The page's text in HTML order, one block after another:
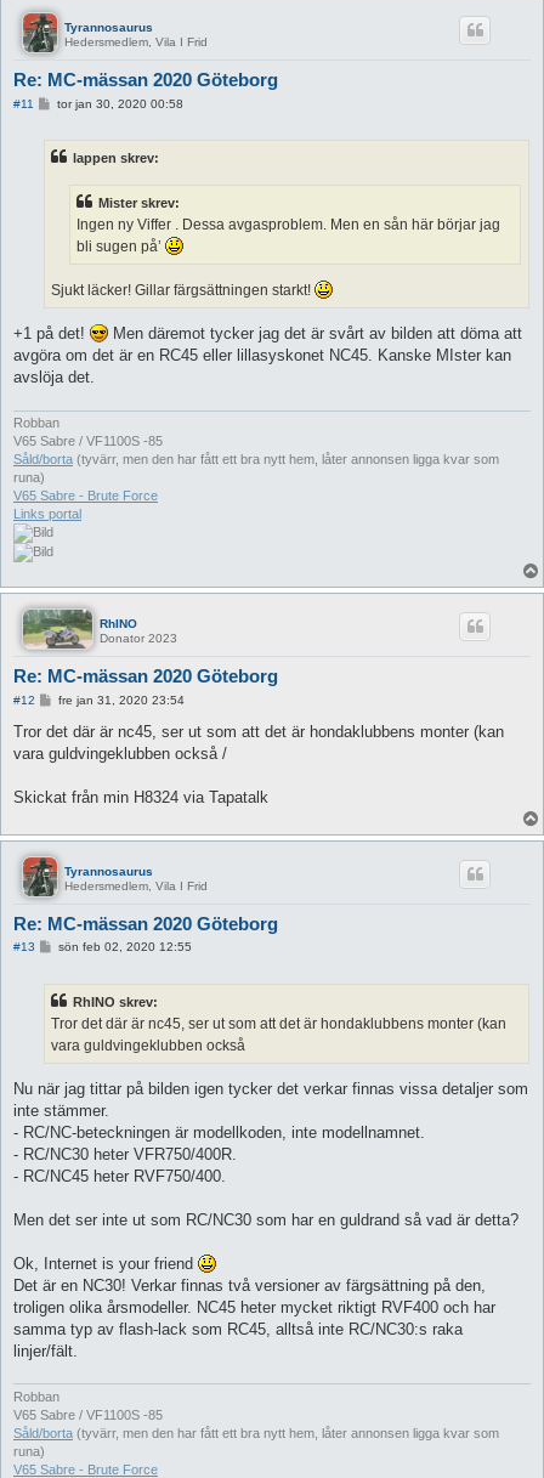
Tyrannosaurus
Hedersmedlem, Vila I Frid
Re: MC-mässan 2020 Göteborg
#11
g
tor jan 30, 2020 00:58
lappen skrev:
Mister skrev:
Ingen ny Viffer . Dessa avgasproblem. Men en sån här börjar jag
bli sugen på’
Sjukt läcker! Gillar färgsättningen starkt!
+1 på det!
Men däremot tycker jag det är svårt av bilden att döma att
avgöra om det är en RC45 eller lillasyskonet NC45. Kanske MIster kan
avslöja det.
Robban
V65 Sabre / VF1100S -85
Såld/borta (tyvärr, men den har fått ett bra nytt hem, låter annonsen ligga kvar som
runa)
V65 Sabre - Brute Force
Links portal
RhINO
Donator 2023
Re: MC-mässan 2020 Göteborg
#12
l
g
fre jan 31, 2020 23:54
Tror det där är nc45, ser ut som att det är hondaklubbens monter (kan
vara guldvingeklubben också /
Skickat från min H8324 via Tapatalk
Tyrannosaurus
Hedersmedlem, Vila I Frid
Re: MC-mässan 2020 Göteborg
#13
g
g
sön feb 02, 2020 12:55
RhINO skrev:
Tror det där är nc45, ser ut som att det är hondaklubbens monter (kan
vara guldvingeklubben också
Nu när jag tittar på bilden igen tycker det verkar finnas vissa detaljer som
inte stämmer.
- RC/NC-beteckningen är modellkoden, inte modellnamnet.
- RC/NC30 heter VFR750/400R.
- RC/NC45 heter RVF750/400.
Men det ser inte ut som RC/NC30 som har en guldrand så vad är detta?
Ok, Internet is your friend
Det är en NC30! Verkar finnas två versioner av färgsättning på den,
troligen olika årsmodeller. NC45 heter mycket riktigt RVF400 och har
samma typ av flash-lack som RC45, alltså inte RC/NC30:s raka
linjer/fält.
Robban
V65 Sabre / VF1100S -85
Såld/borta (tyvärr, men den har fått ett bra nytt hem, låter annonsen ligga kvar som
runa)
V65 Sabre - Brute Force